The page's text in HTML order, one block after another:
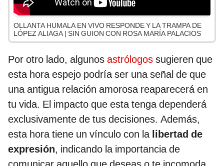
OLLANTA HUMALA EN VIVO RESPONDE Y LA TRAMPA DE
LÓPEZ ALIAGA | SIN GUION CON ROSA MARÍA PALACIOS
Por otro lado, algunos astrólogos sugieren que
esta hora espejo podría ser una señal de que
una antigua relación amorosa reaparecerá en
tu vida. El impacto que esta tenga dependerá
exclusivamente de tus decisiones. Además,
esta hora tiene un vínculo con la libertad de
expresión, indicando la importancia de